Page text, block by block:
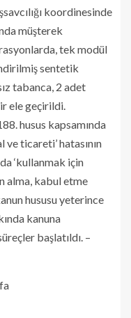
koordinesinde
müşterek
tek modül
sentetik
tabanca, 2 adet
ele geçirildi.
husus kapsamında
ve ticareti’ hatasının
‘kullanmak için
alma, kabul etme
hususu yeterince
kanuna
başlatıldı. –